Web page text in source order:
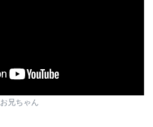
お兄ちゃん